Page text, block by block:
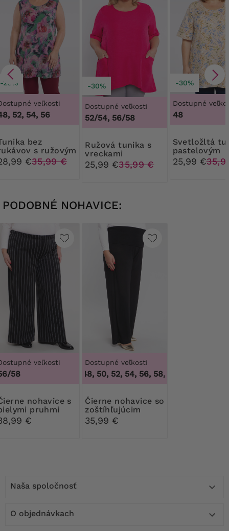
-20%
veľkosti
52, 54, 56
s ružovým
€35,99 €
-30%
Dostupné veľkosti
52/54, 56/58
Ružová tunika s
vreckami
25,99 €35,99 €
-30%
Dostupné
48
Svetložltá tunika s
pastelovým
listovým
25,99 €
PODOBNÉ NOHAVICE:
veľkosti
58
s
pruhmi
€
Dostupné veľkosti
46, 48, 50, 52, 54, 56, 58, 60, 62, 64
Čierne nohavice so
zoštíhľujúcim
pásom
35,99 €
Naša spoločnosť 
O objednávkach 